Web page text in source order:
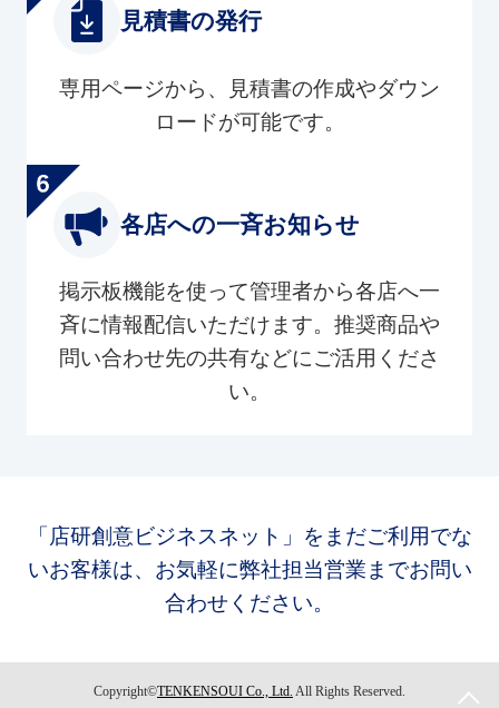
見積書の発行
専用ページから、見積書の作成やダウン
ロードが可能です。
各店への一斉お知らせ
掲示板機能を使って管理者から各店へ一
斉に情報配信いただけます。推奨商品や
問い合わせ先の共有などにご活用くださ
い。
「店研創意ビジネスネット」をまだご利用でな
いお客様は、お気軽に弊社担当営業までお問い
合わせください。
Copyright©TENKENSOUI Co., Ltd. All Rights Reserved.